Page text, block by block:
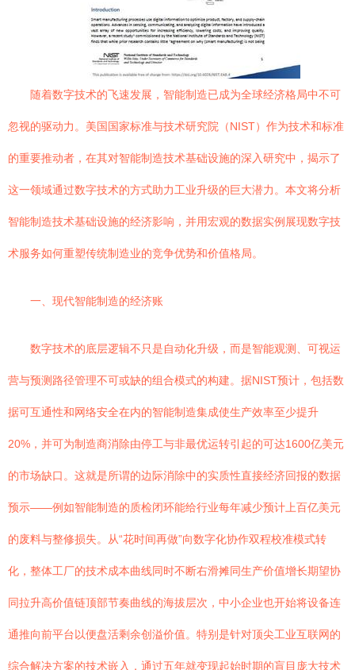
随着数字技术的飞速发展，智能制造已成为全球经济格局中不可
忽视的驱动力。美国国家标准与技术研究院（NIST）作为技术和标准
的重要推动者，在其对智能制造技术基础设施的深入研究中，揭示了
这一领域通过数字技术的方式助力工业升级的巨大潜力。本文将分析
智能制造技术基础设施的经济影响，并用宏观的数据实例展现数字技
术服务如何重塑传统制造业的竞争优势和价值格局。
一、现代智能制造的经济账
数字技术的底层逻辑不只是自动化升级，而是智能观测、可视运
营与预测路径管理不可或缺的组合模式的构建。据NIST预计，包括数
据可互通性和网络安全在内的智能制造集成使生产效率至少提升
20%，并可为制造商消除由停工与非最优运转引起的可达1600亿美元
的市场缺口。这就是所谓的边际消除中的实质性直接经济回报的数据
预示——例如智能制造的质检闭环能给行业每年减少预计上百亿美元
的废料与整修损失。从“花时间再做”向数字化协作双程校准模式转
化，整体工厂的技术成本曲线同时不断右滑摊同生产价值增长期望协
同拉升高价值链顶部节奏曲线的海拔层次，中小企业也开始将设备连
通推向前平台以便盘活剩余创溢价值。特别是针对顶尖工业互联网的
综合解决方案的技术嵌入，通过五年就变现起始时期的盲目庞大技术